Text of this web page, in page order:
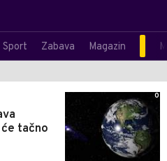
Sport Zabava Magazin
tačno
0